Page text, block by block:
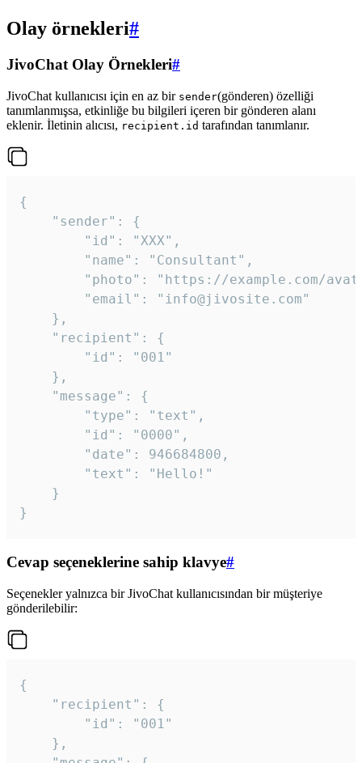
Olay örnekleri#
JivoChat Olay Örnekleri#
JivoChat kullanıcısı için en az bir sender(gönderen) özelliği
tanımlanmışsa, etkinliğe bu bilgileri içeren bir gönderen alanı
eklenir. İletinin alıcısı, recipient.id tarafından tanımlanır.
{
}
Cevap seçeneklerine sahip klavye#
Seçenekler yalnızca bir JivoChat kullanıcısından bir müşteriye
gönderilebilir:
{